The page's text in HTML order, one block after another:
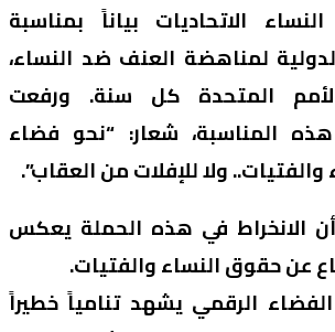
الاتحاديات بياناً بمناسبة
لمناهضة العنف ضد النساء،
المتحدة كل سنة. ورفعت
المناسبة، شعار: “نحو فضاء
ولا للإفلات من العقاب”.
الانخراط في هذه الحملة يعكس
عن حقوق النساء والفتيات.
الرقمي يشهد تنامياً خطيراً